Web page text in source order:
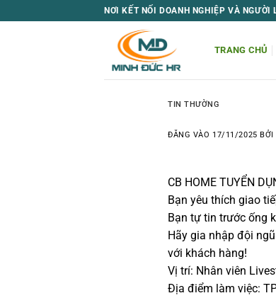
qua
NƠI KẾT NỐI DOANH NGHIỆP VÀ NGƯỜI
TRANG CHỦ
TIN THƯỜNG
ĐĂNG VÀO 17/11/2025 BỞI
CB HOME TUYỂN
Bạn yêu thích giao
Bạn tự tin trước ống
Hãy gia nhập đội
với khách hàng!
Vị trí: Nhân viên
Địa điểm làm việc: